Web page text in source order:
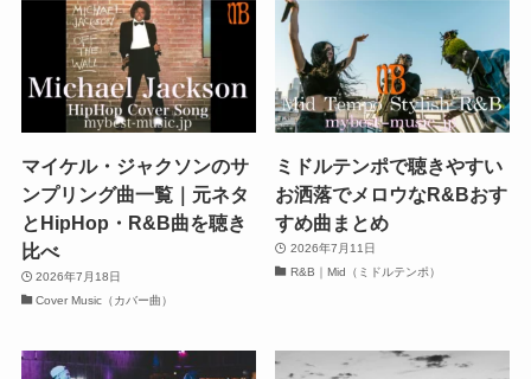
マイケル・ジャクソンのサ
ンプリング曲一覧｜元ネタ
とHipHop・R&B曲を聴き
比べ
2026年7月18日
Cover Music（カバー曲）
ミドルテンポで聴きやすい
お洒落でメロウなR&Bおす
すめ曲まとめ
2026年7月11日
R&B｜Mid（ミドルテンポ）